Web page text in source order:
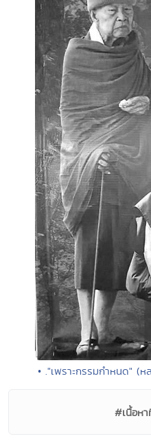
• ."เพราะกรรมกำหนด" (
#เนื้อห